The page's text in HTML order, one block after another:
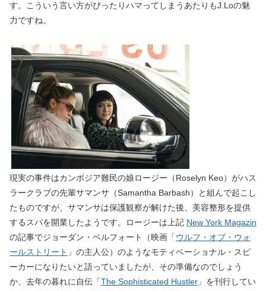
す。こういう言い方がぴったりハマってしまうあたりもJ.Loの魅
力ですね。
現実の事件はカンボジア難民の娘ロージー（Roselyn Keo）がハス
ラークラブの先輩サマンサ（Samantha Barbash）と組んで起こし
たものですが、サマンサは保護観察が解けた後、美容整形を提供
するスパを開業したようです。ロージーは上記 New York Magazin
の記事でジョーダン・ベルフォート（映画「ウルフ・オブ・ウォ
ールストリート 」の主人公）のようなモティベーショナル・スピ
ーカーになりたいと語っていましたが、その準備なのでしょう
か、去年の暮れに自伝「The Sophisticated Hustler 」を刊行してい